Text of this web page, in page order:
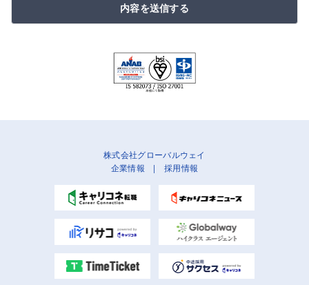
内容を送信する
株式会社グローバルウェイ
企業情報 | 採用情報